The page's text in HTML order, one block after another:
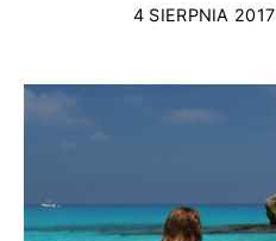
4 SIERPNIA 2017